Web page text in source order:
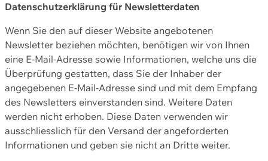
Datenschutzerklärung für Newsletterdaten
Wenn Sie den auf dieser Website angebotenen
Newsletter beziehen möchten, benötigen wir von Ihnen
eine E-Mail-Adresse sowie Informationen, welche uns die
Überprüfung gestatten, dass Sie der Inhaber der
angegebenen E-Mail-Adresse sind und mit dem Empfang
des Newsletters einverstanden sind. Weitere Daten
werden nicht erhoben. Diese Daten verwenden wir
ausschliesslich für den Versand der angeforderten
Informationen und geben sie nicht an Dritte weiter.